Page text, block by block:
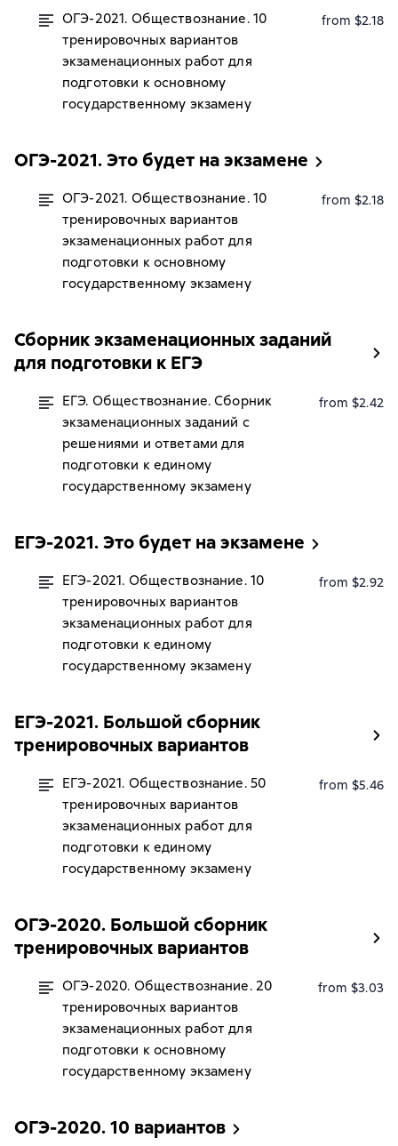
ОГЭ-2021. Обществознание. 10
тренировочных вариантов
экзаменационных работ для
подготовки к основному
государственному экзамену
from $2.18
ОГЭ-2021. Это будет на экзамене
ОГЭ-2021. Обществознание. 10
тренировочных вариантов
экзаменационных работ для
подготовки к основному
государственному экзамену
from $2.18
Сборник экзаменационных заданий
для подготовки к ЕГЭ
ЕГЭ. Обществознание. Сборник
экзаменационных заданий с
решениями и ответами для
подготовки к единому
государственному экзамену
from $2.42
ЕГЭ-2021. Это будет на экзамене
ЕГЭ-2021. Обществознание. 10
тренировочных вариантов
экзаменационных работ для
подготовки к единому
государственному экзамену
from $2.92
ЕГЭ-2021. Большой сборник
тренировочных вариантов
ЕГЭ-2021. Обществознание. 50
тренировочных вариантов
экзаменационных работ для
подготовки к единому
государственному экзамену
from $5.46
ОГЭ-2020. Большой сборник
тренировочных вариантов
ОГЭ-2020. Обществознание. 20
тренировочных вариантов
экзаменационных работ для
подготовки к основному
государственному экзамену
from $3.03
ОГЭ-2020. 10 вариантов